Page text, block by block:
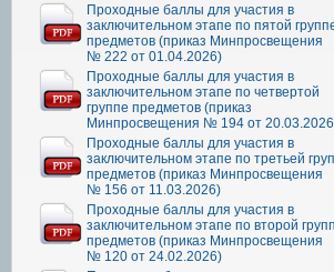
Проходные баллы для участия в
заключительном этапе по пятой
предметов (приказ Минпросвещения
№ 222 от 01.04.2026)
Проходные баллы для участия в
заключительном этапе по четвертой
группе предметов (приказ
Минпросвещения № 194 от
Проходные баллы для участия в
заключительном этапе по третьей
предметов (приказ Минпросвещения
№ 156 от 11.03.2026)
Проходные баллы для участия в
заключительном этапе по второй
предметов (приказ Минпросвещения
№ 120 от 24.02.2026)